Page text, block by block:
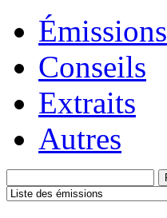
Émissions
Conseils
Extraits
Autres